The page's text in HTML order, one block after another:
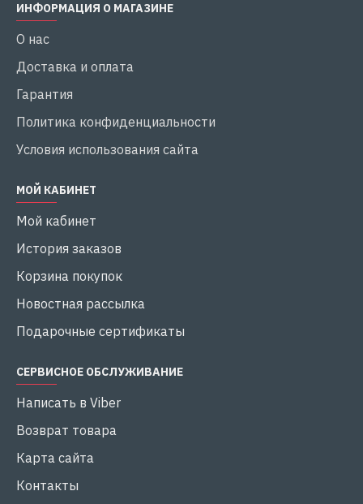
ИНФОРМАЦИЯ О МАГАЗИНЕ
О нас
Доставка и оплата
Гарантия
Политика конфиденциальности
Условия использования сайта
МОЙ КАБИНЕТ
Мой кабинет
История заказов
Корзина покупок
Новостная рассылка
Подарочные сертификаты
СЕРВИСНОЕ ОБСЛУЖИВАНИЕ
Написать в Viber
Возврат товара
Карта сайта
Контакты